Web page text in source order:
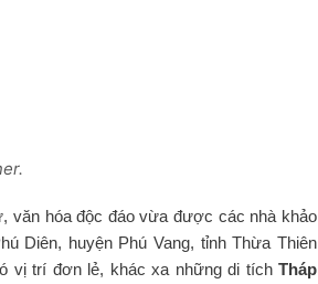
văn hóa độc đáo vừa được các nhà khảo
Diên, huyện Phú Vang, tỉnh Thừa Thiên
vị trí đơn lẻ, khác xa những di tích Tháp